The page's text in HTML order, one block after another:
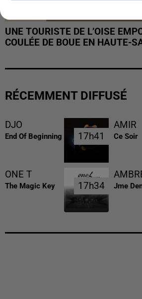
UNE TOURISTE DE L’OISE
COULÉE DE BOUE EN HAUTE-
RÉCEMMENT DIFFUSÉ
DJO
End Of Beginning 17h41
17h41
AMIR
Ce Soir
ONE T
The Magic Key 17h34
17h34 Jme